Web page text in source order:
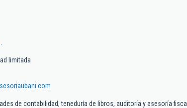
limitada
de contabilidad, teneduría de libros, auditoría y asesoría fiscal